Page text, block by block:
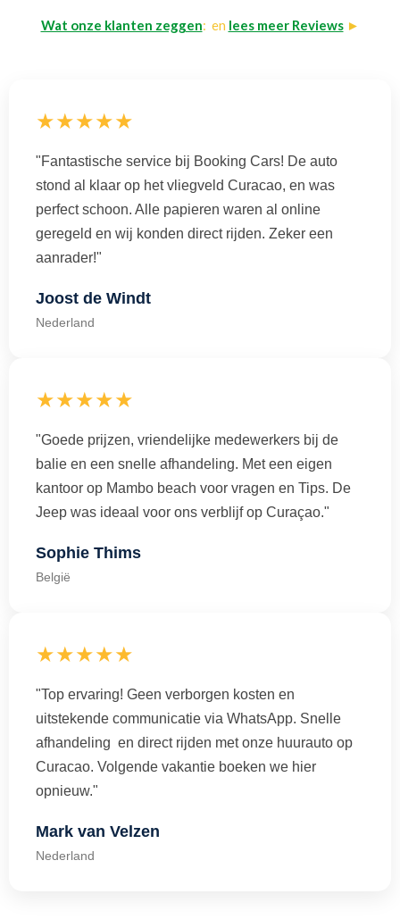
Wat onze klanten zeggen: en lees meer Reviews►
★★★★★
"Fantastische service bij Booking Cars! De auto
stond al klaar op het vliegveld Curacao, en was
perfect schoon. Alle papieren waren al online
geregeld en wij konden direct rijden. Zeker een
aanrader!"
Joost de Windt
Nederland
★★★★★
"Goede prijzen, vriendelijke medewerkers bij de
balie en een snelle afhandeling. Met een eigen
kantoor op Mambo beach voor vragen en Tips. De
Jeep was ideaal voor ons verblijf op Curaçao."
Sophie Thims
België
★★★★★
"Top ervaring! Geen verborgen kosten en
uitstekende communicatie via WhatsApp. Snelle
afhandeling en direct rijden met onze huurauto op
Curacao. Volgende vakantie boeken we hier
opnieuw."
Mark van Velzen
Nederland